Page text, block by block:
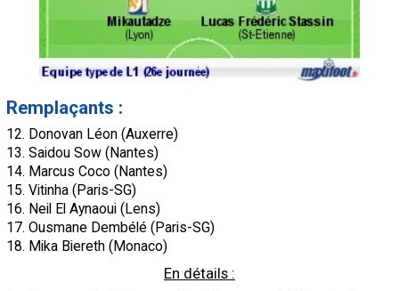
Remplaçants :
12. Donovan Léon (Auxerre)
13. Saidou Sow (Nantes)
14. Marcus Coco (Nantes)
15. Vitinha (Paris-SG)
16. Neil El Aynaoui (Lens)
17. Ousmane Dembélé (Paris-SG)
18. Mika Biereth (Monaco)
En détails :